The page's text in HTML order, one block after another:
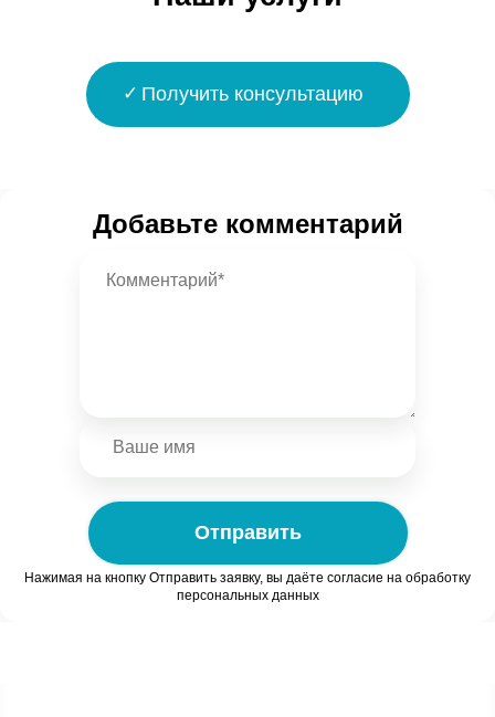
Получить консультацию
Добавьте комментарий
Отправить
Нажимая на кнопку Отправить заявку, вы даёте согласие на обработку
персональных данных